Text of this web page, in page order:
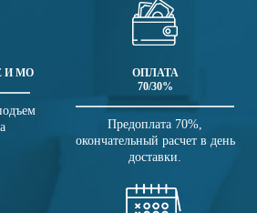
И МО
ОПЛАТА
70/30%
Предоплата 70%,
окончательный расчет в день
доставки.